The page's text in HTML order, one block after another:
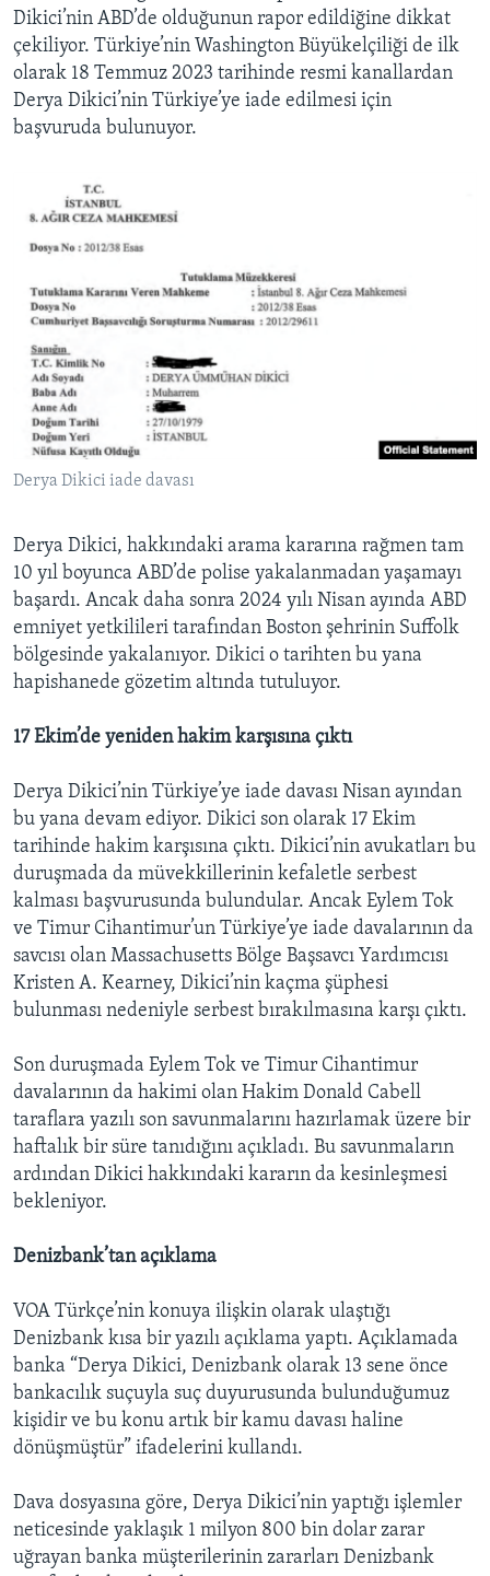
Dikici’nin ABD’de olduğunun rapor edildiğine dikkat
çekiliyor. Türkiye’nin Washington Büyükelçiliği de ilk
olarak 18 Temmuz 2023 tarihinde resmi kanallardan
Derya Dikici’nin Türkiye’ye iade edilmesi için
başvuruda bulunuyor.
Derya Dikici iade davası
Derya Dikici, hakkındaki arama kararına rağmen tam
10 yıl boyunca ABD’de polise yakalanmadan yaşamayı
başardı. Ancak daha sonra 2024 yılı Nisan ayında ABD
emniyet yetkilileri tarafından Boston şehrinin Suffolk
bölgesinde yakalanıyor. Dikici o tarihten bu yana
hapishanede gözetim altında tutuluyor.
17 Ekim’de yeniden hakim karşısına çıktı
Derya Dikici’nin Türkiye’ye iade davası Nisan ayından
bu yana devam ediyor. Dikici son olarak 17 Ekim
tarihinde hakim karşısına çıktı. Dikici’nin avukatları bu
duruşmada da müvekkillerinin kefaletle serbest
kalması başvurusunda bulundular. Ancak Eylem Tok
ve Timur Cihantimur’un Türkiye’ye iade davalarının da
savcısı olan Massachusetts Bölge Başsavcı Yardımcısı
Kristen A. Kearney, Dikici’nin kaçma şüphesi
bulunması nedeniyle serbest bırakılmasına karşı çıktı.
Son duruşmada Eylem Tok ve Timur Cihantimur
davalarının da hakimi olan Hakim Donald Cabell
taraflara yazılı son savunmalarını hazırlamak üzere bir
haftalık bir süre tanıdığını açıkladı. Bu savunmaların
ardından Dikici hakkındaki kararın da kesinleşmesi
bekleniyor.
Denizbank’tan açıklama
VOA Türkçe’nin konuya ilişkin olarak ulaştığı
Denizbank kısa bir yazılı açıklama yaptı. Açıklamada
banka “Derya Dikici, Denizbank olarak 13 sene önce
bankacılık suçuyla suç duyurusunda bulunduğumuz
kişidir ve bu konu artık bir kamu davası haline
dönüşmüştür” ifadelerini kullandı.
Dava dosyasına göre, Derya Dikici’nin yaptığı işlemler
neticesinde yaklaşık 1 milyon 800 bin dolar zarar
uğrayan banka müşterilerinin zararları Denizbank